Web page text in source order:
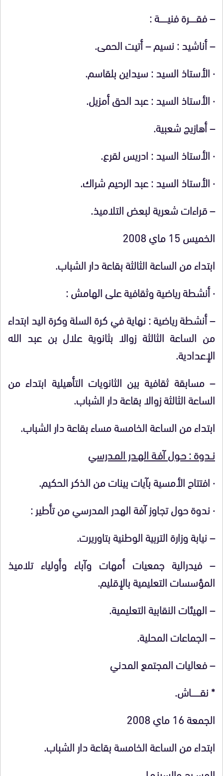
–فقـــــــرة فنيــــــــة :
–أناشيد :نسيم – أتيت الحمى.
·الأستاذ السيد : سيداين بلقاسم.
·الأستاذ السيد : عبد الحق أمزيل.
–أهازيج شعبية.
·الأستاذ السيد : ادريس لقرع.
·الأستاذ السيد : عبد الرحيم شراك.
–قراءات شعرية لبعض التلاميذ.
الخميس 15 ماي 2008
ابتداء من الساعة الثالثة بقاعة دار الشباب.
·أنشطة رياضية وثقافية على الهامش :
– أنشطة رياضية : نهاية في كرة السلة وكرة اليد ابتداء
من الساعة الثالثة زوالا بثانوية علال بن عبد الله
الإعدادية.
– مسابقة ثقافية بين الثانويات التأهيلية ابتداء من
الساعة الثالثة زوالا بقاعة دار الشباب.
ابتداء من الساعة الخامسة مساء بقاعة دار الشباب.
نــدوة : حـول آفـة الهـدر المـدرسي
·افتتاح الأمسية بآيات بينات من الذكر الحكيم.
·ندوة حول تجاوز آفة الهدر المدرسي من تأطير :
– نيابة وزارة التربية الوطنية بتاوريرت.
– فيدرالية جمعيات أمهات وآباء وأولياء تلاميذ
المؤسسات التعليمية بالإقليم.
– الهيئات النقابية التعليمية.
– الجماعات المحلية.
–فعاليات المجتمع المدني
* نقـــــــــاش.
الجمعة 16 ماي 2008
ابتداء من الساعة الخامسة بقاعة دار الشباب.